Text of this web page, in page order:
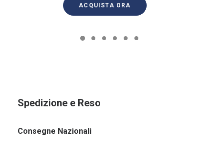
ACQUISTA ORA
Spedizione e Reso
Consegne Nazionali